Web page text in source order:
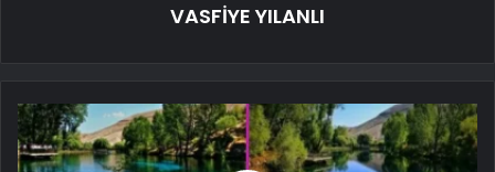
VASFİYE YILANLI